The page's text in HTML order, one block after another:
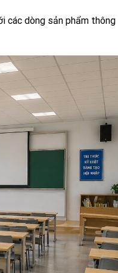
các dòng sản phẩm thông